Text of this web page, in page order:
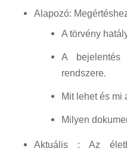
Alapozó:
A törvény
A
rendszere.
Mit lehet és mi
Milyen
Aktuális : Az